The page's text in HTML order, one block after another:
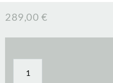
289,00 €